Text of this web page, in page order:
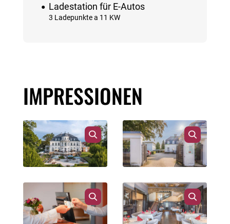
Ladestation für E-Autos
3 Ladepunkte a 11 KW
IMPRESSIONEN